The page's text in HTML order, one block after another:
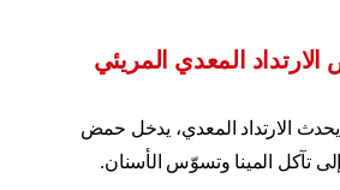
المعدي المريئي
الارتداد المعدي، يدخل حمض
تآكل المينا وتسوّس الأسنان.